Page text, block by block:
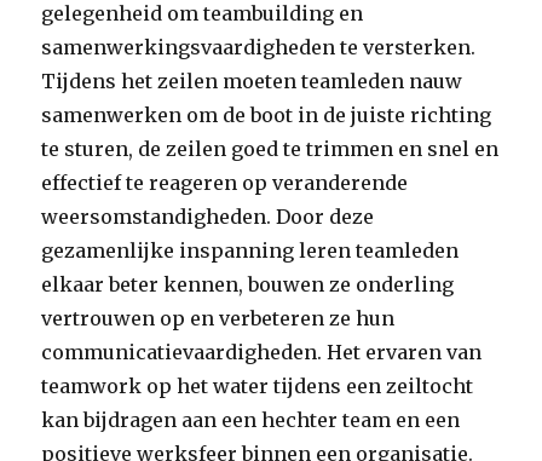
gelegenheid om teambuilding en
samenwerkingsvaardigheden te versterken.
Tijdens het zeilen moeten teamleden nauw
samenwerken om de boot in de juiste richting
te sturen, de zeilen goed te trimmen en snel en
effectief te reageren op veranderende
weersomstandigheden. Door deze
gezamenlijke inspanning leren teamleden
elkaar beter kennen, bouwen ze onderling
vertrouwen op en verbeteren ze hun
communicatievaardigheden. Het ervaren van
teamwork op het water tijdens een zeiltocht
kan bijdragen aan een hechter team en een
positieve werksfeer binnen een organisatie.